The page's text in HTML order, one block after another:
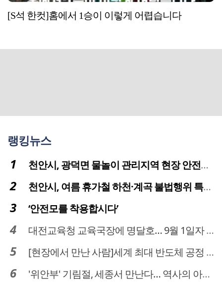
[S석 한컷]홈에서 1승이 이렇게 어렵습니다
랭킹뉴스
천안시, 광덕면 물놀이 관리지역 현장 안전점검 실시
천안시, 여름 휴가철 하천·계곡 불법행위 특별단속
‘안전모를 착용합시다’
대전교육청 교육국장에 명달호… 9월 1일자 181명 인사
[현장에서 만난 사람]세계 최대 반도체 공정 장비 제조 기업 ASML 한종호 매니저
'위안부' 기림절, 세종서 만난다… 역사의 아픔 치유, '평화의 장'